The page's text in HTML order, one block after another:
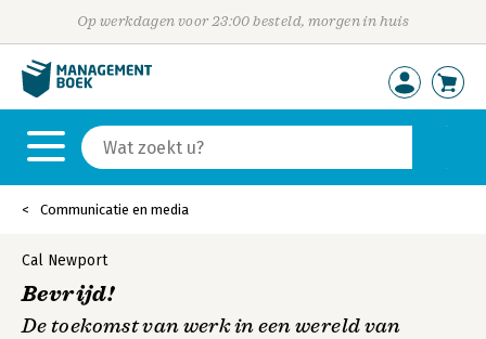
Op werkdagen voor 23:00 besteld, morgen in huis
Communicatie en media
Cal Newport
Bevrijd!
De toekomst van werk in een wereld van